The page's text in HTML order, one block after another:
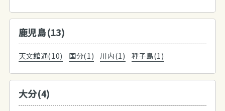
鹿児島(13)
天文館通(10) 国分(1) 川内(1) 種子島(1)
大分(4)